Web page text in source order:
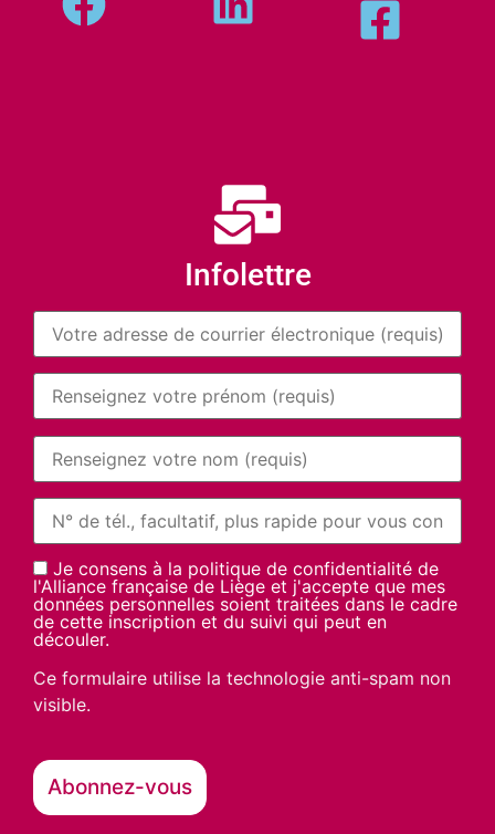
Infolettre
Je consens à la politique de confidentialité de
l'Alliance française de Liège et j'accepte que mes
données personnelles soient traitées dans le cadre
de cette inscription et du suivi qui peut en
découler.
Ce formulaire utilise la technologie anti-spam non
visible.